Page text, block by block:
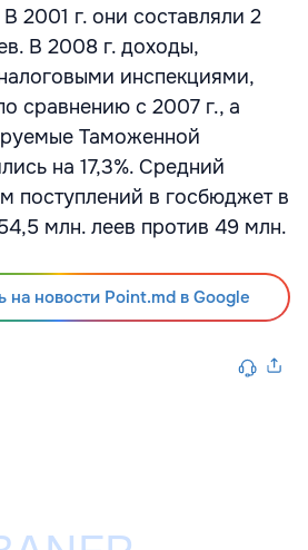
2001 г. они составляли 2
В 2008 г. доходы,
инспекциями,
сравнению с 2007 г., а
Таможенной
на 17,3%. Средний
поступлений в госбюджет в
млн. леев против 49 млн.
на новости Point.md в Google